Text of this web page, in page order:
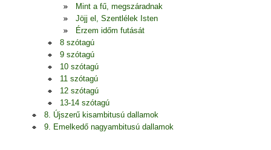
Mint a fű, megszáradnak
Jöjj el, Szentlélek Isten
Érzem időm futását
8 szótagú
9 szótagú
10 szótagú
11 szótagú
12 szótagú
13-14 szótagú
8. Újszerű kisambitusú dallamok
9. Emelkedő nagyambitusú dallamok